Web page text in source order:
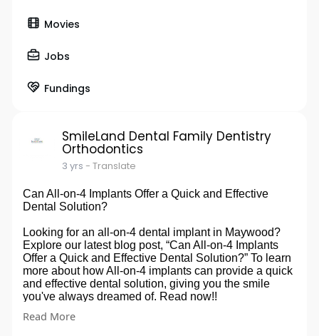
Movies
Jobs
Fundings
SmileLand Dental Family Dentistry
Orthodontics
3 yrs - Translate
Can All-on-4 Implants Offer a Quick and Effective
Dental Solution?
Looking for an all-on-4 dental implant in Maywood?
Explore our latest blog post, “Can All-on-4 Implants
Offer a Quick and Effective Dental Solution?” To learn
more about how All-on-4 implants can provide a quick
and effective dental solution, giving you the smile
you've always dreamed of. Read now!!
https://www.patreon.com/posts/93873560/edit
Read More